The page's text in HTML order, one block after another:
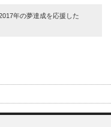
年の夢達成を応援した